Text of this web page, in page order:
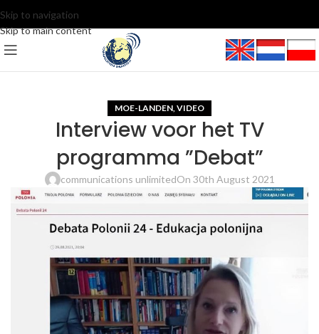
Skip to navigation
Skip to main content
MOE-LANDEN VIDEO
Interview voor het TV
programma ”Debat”
communications unlimitedOn 30th August 2021